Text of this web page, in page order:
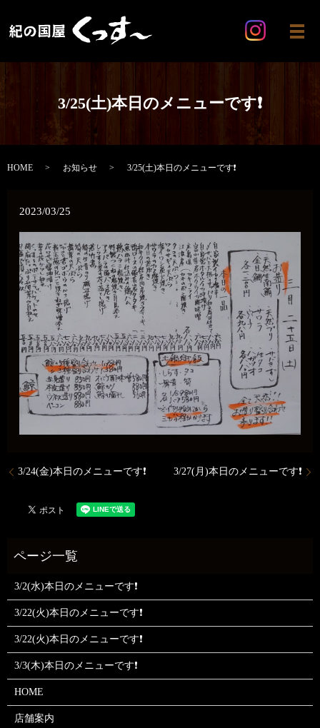
メ
3/25(土)本日のメニューです❗
HOME お知らせ 3/25(土)本日のメニューです❗
2023/03/25
3/24(金)本日のメニューです❗ 3/27(月)本日のメニューです❗
3/2(水)本日のメニューです❗
3/22(火)本日のメニューです❗
3/22(火)本日のメニューです❗
3/3(木)本日のメニューです❗
HOME
店舗案内